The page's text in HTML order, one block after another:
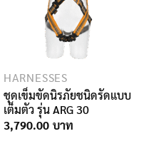
HARNESSES
ชุดเข็มขัดนิรภัยชนิดรัดแบบ
เต็มตัว รุ่น ARG 30
3,790.00